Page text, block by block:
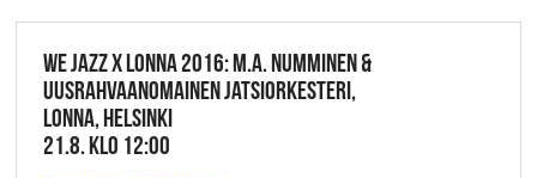
WE JAZZ X LONNA 2016: M.A. NUMMINEN &
UUSRAHVAANOMAINEN JATSIORKESTERI,
LONNA, HELSINKI
21.8. KLO 12:00